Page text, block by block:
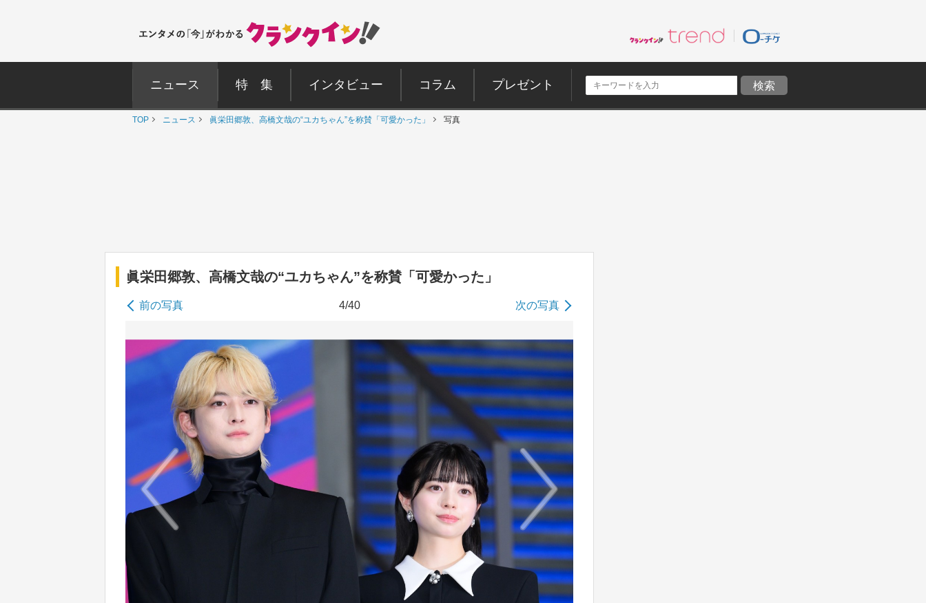
ニュース 特 集 インタビュー コラム プレゼント
TOP ニュース 眞栄田郷敦、高橋文哉の“ユカちゃん”を称賛「可愛かった」 写真
眞栄田郷敦、高橋文哉の“ユカちゃん”を称賛「可愛かった」
前の写真 4/40 次の写真